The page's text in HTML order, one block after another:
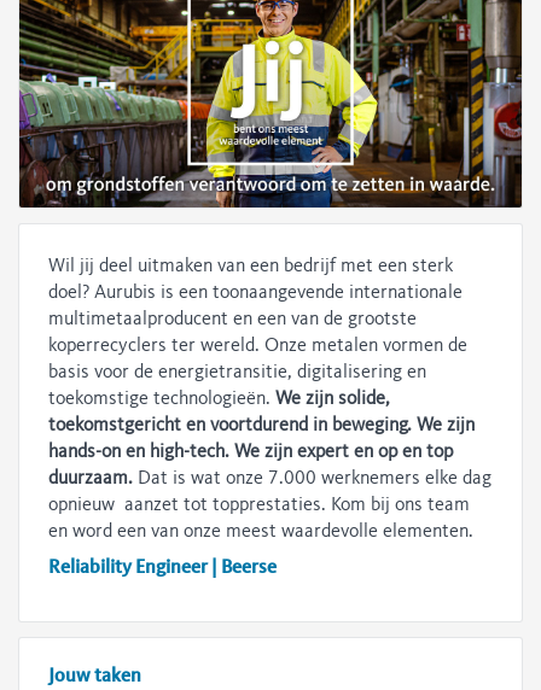
Wil jij deel uitmaken van een bedrijf met een sterk
doel? Aurubis is een toonaangevende internationale
multimetaalproducent en een van de grootste
koperrecyclers ter wereld. Onze metalen vormen de
basis voor de energietransitie, digitalisering en
toekomstige technologieën. We zijn solide,
toekomstgericht en voortdurend in beweging. We zijn
hands-on en high-tech. We zijn expert en op en top
duurzaam. Dat is wat onze 7.000 werknemers elke dag
opnieuw aanzet tot topprestaties. Kom bij ons team
en word een van onze meest waardevolle elementen.
Reliability Engineer | Beerse
Jouw taken